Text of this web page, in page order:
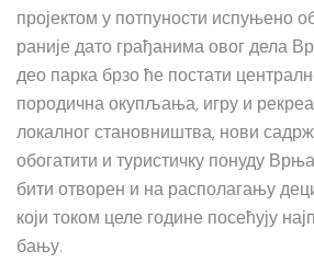
пројектом у потпуности испуњено
раније дато грађанима овог дела
део парка брзо ће постати
породична окупљања, игру и
локалног становништва, нови
обогатити и туристичку понуду
бити отворен и на располагању
који током целе године посећују
бању.